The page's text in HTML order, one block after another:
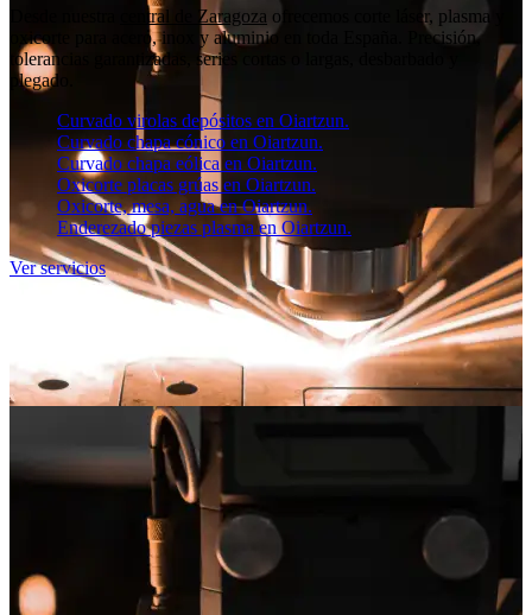
central de Zaragoza ofrecemos corte láser, plasma y
oxicorte para acero, inox y aluminio en toda España. Precisión,
tolerancias garantizadas, series cortas o largas, desbarbado y
plegado.
Curvado virolas depósitos en Oiartzun.
Curvado chapa cónico en Oiartzun.
Curvado chapa eólica en Oiartzun.
Oxicorte placas grúas en Oiartzun.
Oxicorte, mesa, agua en Oiartzun.
Enderezado piezas plasma en Oiartzun.
Ver servicios